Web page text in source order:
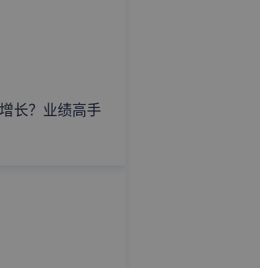
长？业绩高手